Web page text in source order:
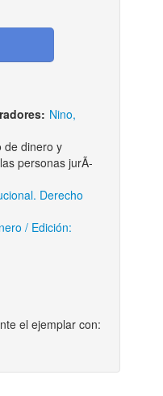
Nino,
de dinero y
personas jurÃ­
Derecho
/ Edición:
el ejemplar con: